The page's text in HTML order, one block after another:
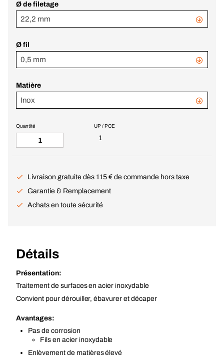
Ø de filetage
22,2 mm
Ø fil
0,5 mm
Matière
Inox
UP / PCE
1
Quantité
Livraison gratuite dès 115 € de commande hors taxe
Garantie & Remplacement
Achats en toute sécurité
Détails
Présentation:
Traitement de surfaces en acier inoxydable
Convient pour dérouiller, ébavurer et décaper
Avantages:
Pas de corrosion
Fils en acier inoxydable
Enlèvement de matières élevé